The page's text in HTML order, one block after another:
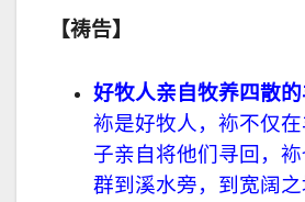
【祷告】
好牧人亲自牧养四散的
袮是好牧人，袮不仅
子亲自将他们寻回，
群到溪水旁，到宽阔